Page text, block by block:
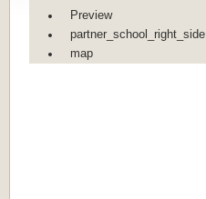
Preview
partner_school_right_side
map